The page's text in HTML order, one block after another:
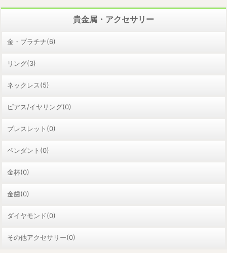
貴金属・アクセサリー
金・プラチナ(6)
リング(3)
ネックレス(5)
ピアス/イヤリング(0)
ブレスレット(0)
ペンダント(0)
金杯(0)
金歯(0)
ダイヤモンド(0)
その他アクセサリー(0)